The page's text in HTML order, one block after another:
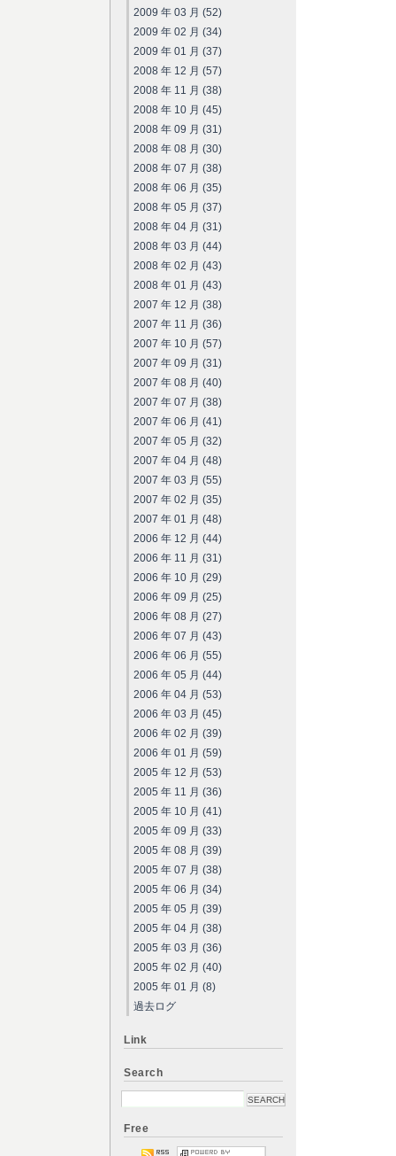
2009 年 03 月 (52)
2009 年 02 月 (34)
2009 年 01 月 (37)
2008 年 12 月 (57)
2008 年 11 月 (38)
2008 年 10 月 (45)
2008 年 09 月 (31)
2008 年 08 月 (30)
2008 年 07 月 (38)
2008 年 06 月 (35)
2008 年 05 月 (37)
2008 年 04 月 (31)
2008 年 03 月 (44)
2008 年 02 月 (43)
2008 年 01 月 (43)
2007 年 12 月 (38)
2007 年 11 月 (36)
2007 年 10 月 (57)
2007 年 09 月 (31)
2007 年 08 月 (40)
2007 年 07 月 (38)
2007 年 06 月 (41)
2007 年 05 月 (32)
2007 年 04 月 (48)
2007 年 03 月 (55)
2007 年 02 月 (35)
2007 年 01 月 (48)
2006 年 12 月 (44)
2006 年 11 月 (31)
2006 年 10 月 (29)
2006 年 09 月 (25)
2006 年 08 月 (27)
2006 年 07 月 (43)
2006 年 06 月 (55)
2006 年 05 月 (44)
2006 年 04 月 (53)
2006 年 03 月 (45)
2006 年 02 月 (39)
2006 年 01 月 (59)
2005 年 12 月 (53)
2005 年 11 月 (36)
2005 年 10 月 (41)
2005 年 09 月 (33)
2005 年 08 月 (39)
2005 年 07 月 (38)
2005 年 06 月 (34)
2005 年 05 月 (39)
2005 年 04 月 (38)
2005 年 03 月 (36)
2005 年 02 月 (40)
2005 年 01 月 (8)
過去ログ
Link
Search
Free